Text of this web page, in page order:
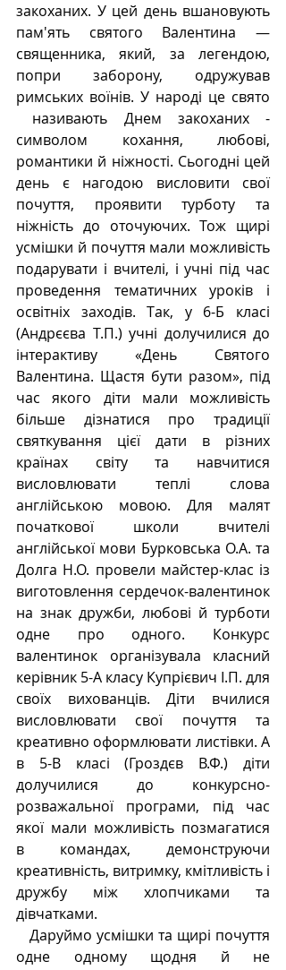
закоханих. У цей день вшановують
пам'ять святого Валентина ―
священника, який, за легендою,
попри заборону, одружував
римських воїнів. У народі це свято
називають Днем закоханих -
символом кохання, любові,
романтики й ніжності. Сьогодні цей
день є нагодою висловити свої
почуття, проявити турботу та
ніжність до оточуючих. Тож щирі
усмішки й почуття мали можливість
подарувати і вчителі, і учні під час
проведення тематичних уроків і
освітніх заходів. Так, у 6-Б класі
(Андрєєва Т.П.) учні долучилися до
інтерактиву «День Святого
Валентина. Щастя бути разом», під
час якого діти мали можливість
більше дізнатися про традиції
святкування цієї дати в різних
країнах світу та навчитися
висловлювати теплі слова
англійською мовою. Для малят
початкової школи вчителі
англійської мови Бурковська О.А. та
Долга Н.О. провели майстер-клас із
виготовлення сердечок-валентинок
на знак дружби, любові й турботи
одне про одного. Конкурс
валентинок організувала класний
керівник 5-А класу Купрієвич І.П. для
своїх вихованців. Діти вчилися
висловлювати свої почуття та
креативно оформлювати листівки. А
в 5-В класі (Гроздєв В.Ф.) діти
долучилися до конкурсно-
розважальної програми, під час
якої мали можливість позмагатися
в командах, демонструючи
креативність, витримку, кмітливість і
дружбу між хлопчиками та
дівчатками.
Даруймо усмішки та щирі почуття
одне одному щодня й не